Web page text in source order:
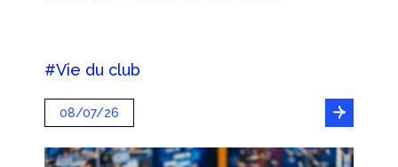
#Vie du club
08/07/26